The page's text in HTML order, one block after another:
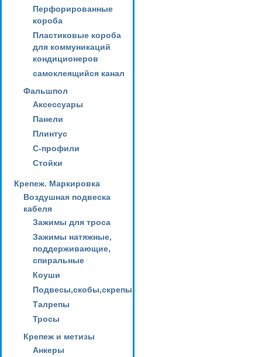
Перфорированные
короба
Пластиковые короба
для коммуникаций
кондиционеров
самоклеящийся канал
Фальшпол
Аксессуары
Панели
Плинтус
С-профили
Стойки
Крепеж. Маркировка
Воздушная подвеска
кабеля
Зажимы для троса
Зажимы натяжные,
поддерживающие,
спиральные
Коуши
Подвесы,скобы,скрепы
Талрепы
Тросы
Крепеж и метизы
Анкеры